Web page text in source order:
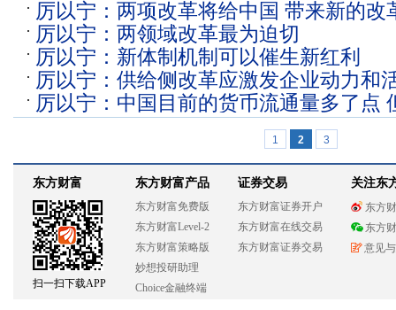
厉以宁：两项改革将给中国 带来新的改
厉以宁：两领域改革最为迫切
厉以宁：新体制机制可以催生新红利
厉以宁：供给侧改革应激发企业动力和
厉以宁：中国目前的货币流通量多了点
1 2 3
东方财富
扫一扫下载APP
东方财富产品
东方财富免费版
东方财富Level-2
东方财富策略版
妙想投研助理
Choice金融终端
证券交易
东方财富证券开户
东方财富在线交易
东方财富证券交易
关注东
东方
东方
意见